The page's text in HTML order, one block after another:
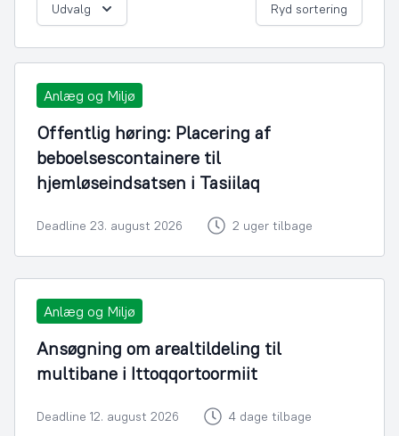
Udvalg Ryd sortering
Anlæg og Miljø
Offentlig høring: Placering af
beboelsescontainere til
hjemløseindsatsen i Tasiilaq
Deadline 23. august 2026 2 uger tilbage
Anlæg og Miljø
Ansøgning om arealtildeling til
multibane i Ittoqqortoormiit
Deadline 12. august 2026 4 dage tilbage